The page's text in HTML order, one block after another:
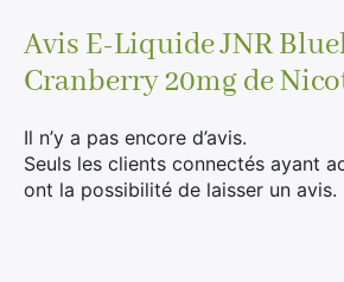
Avis E-Liquide JNR
Cranberry 20mg de
Il n’y a pas encore d’avis.
Seuls les clients connectés ayant
ont la possibilité de laisser un avis.